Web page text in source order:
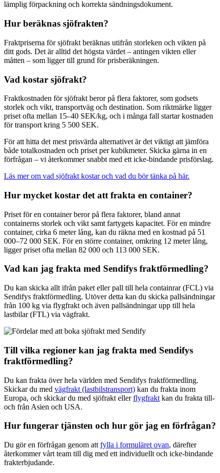
lämplig förpackning och korrekta sändningsdokument.
Hur beräknas sjöfrakten?
Fraktpriserna för sjöfrakt beräknas utifrån storleken och vikten på
ditt gods. Det är alltid det högsta värdet – antingen vikten eller
måtten – som ligger till grund för prisberäkningen.
Vad kostar sjöfrakt?
Fraktkostnaden för sjöfrakt beror på flera faktorer, som godsets
storlek och vikt, transportväg och destination. Som riktmärke ligger
priset ofta mellan 15–40 SEK/kg, och i många fall startar kostnaden
för transport kring 5 500 SEK.
För att hitta det mest prisvärda alternativet är det viktigt att jämföra
både totalkostnaden och priset per kubikmeter. Skicka gärna in en
förfrågan – vi återkommer snabbt med ett icke-bindande prisförslag.
Läs mer om vad sjöfrakt kostar och vad du bör tänka på här.
Hur mycket kostar det att frakta en container?
Priset för en container beror på flera faktorer, bland annat
containerns storlek och vikt samt fartygets kapacitet. För en mindre
container, cirka 6 meter lång, kan du räkna med en kostnad på 51
000–72 000 SEK. För en större container, omkring 12 meter lång,
ligger priset ofta mellan 82 000 och 113 000 SEK.
Vad kan jag frakta med Sendifys fraktförmedling?
Du kan skicka allt ifrån paket eller pall till hela containrar (FCL) via
Sendifys fraktförmedling. Utöver detta kan du skicka pallsändningar
från 100 kg via flygfrakt och även pallsändningar upp till hela
lastbilar (FTL) via vägfrakt.
Till vilka regioner kan jag frakta med Sendifys
fraktförmedling?
Du kan frakta över hela världen med Sendifys fraktförmedling.
Skickar du med vägfrakt (lastbilstransport) kan du frakta inom
Europa, och skickar du med sjöfrakt ellerflygfrakt kan du frakta till-
och från Asien och USA.
Hur fungerar tjänsten och hur gör jag en förfrågan?
Du gör en förfrågan genom att fylla i formuläret ovan, därefter
återkommer vårt team till dig med ett individuellt och icke-bindande
frakterbjudande.